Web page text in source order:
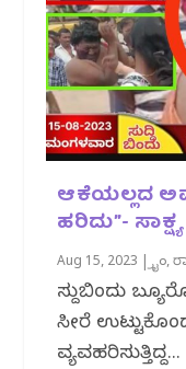
ಆಕೆಯಲ್ಲದ
ಹರಿದು”-
Aug 15, 2023 |ಕ್ರೈಂ,
ಸುದ್ದಿಬಿಂದು
ಸೀರೆ
ವ್ಯವಹರಿಸುತ್ತಿದ್ದ...